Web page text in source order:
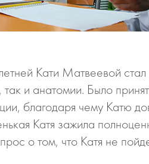
Кати Матвеевой
так и анатомии. Было
благодаря чему Катю
Катя зажила
о том, что Катя не